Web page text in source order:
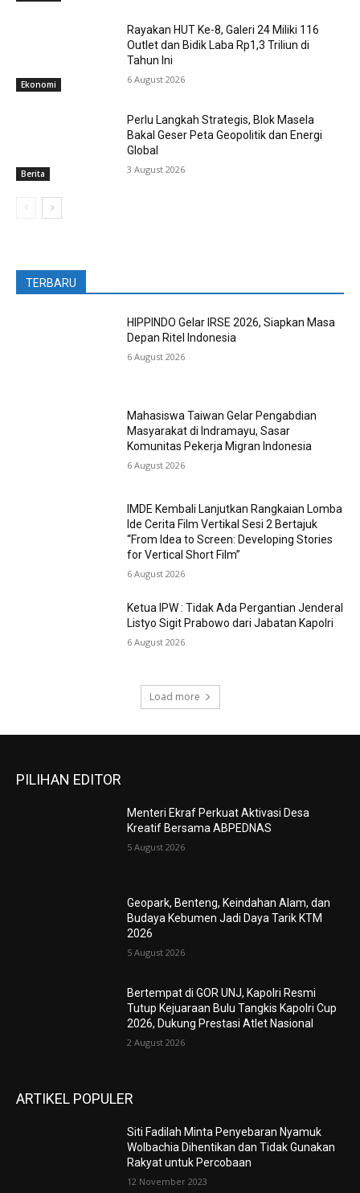
Ekonomi
Rayakan HUT Ke-8, Galeri 24 Miliki 116
Outlet dan Bidik Laba Rp1,3 Triliun di
Tahun Ini
6 August 2026
Berita
Perlu Langkah Strategis, ​Blok Masela
Bakal Geser Peta Geopolitik dan Energi
Global
3 August 2026
TERBARU
HIPPINDO Gelar IRSE 2026, Siapkan Masa
Depan Ritel Indonesia
6 August 2026
Mahasiswa Taiwan Gelar Pengabdian
Masyarakat di Indramayu, Sasar
Komunitas Pekerja Migran Indonesia
6 August 2026
IMDE Kembali Lanjutkan Rangkaian Lomba
Ide Cerita Film Vertikal Sesi 2 Bertajuk
“From Idea to Screen: Developing Stories
for Vertical Short Film”
6 August 2026
Ketua IPW : Tidak Ada Pergantian Jenderal
Listyo Sigit Prabowo dari Jabatan Kapolri
6 August 2026
Load more
PILIHAN EDITOR
Menteri Ekraf Perkuat Aktivasi Desa
Kreatif Bersama ABPEDNAS
5 August 2026
Geopark, Benteng, Keindahan Alam, dan
Budaya Kebumen Jadi Daya Tarik KTM
2026
5 August 2026
Bertempat di GOR UNJ, Kapolri Resmi
Tutup Kejuaraan Bulu Tangkis Kapolri Cup
2026, Dukung Prestasi Atlet Nasional
2 August 2026
ARTIKEL POPULER
Siti Fadilah Minta Penyebaran Nyamuk
Wolbachia Dihentikan dan Tidak Gunakan
Rakyat untuk Percobaan
12 November 2023